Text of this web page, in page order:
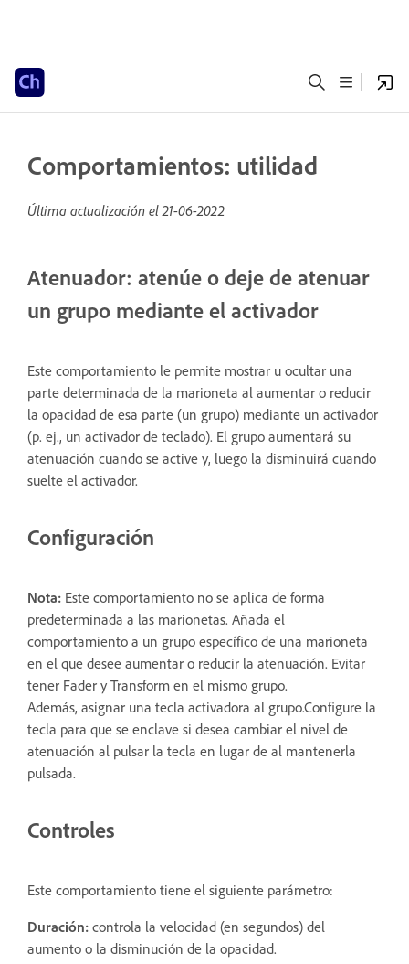
Comportamientos: utilidad
Última actualización el21-06-2022
Atenuador: atenúe o deje de atenuar
un grupo mediante el activador
Este comportamiento le permite mostrar u ocultar una
parte determinada de la marioneta al aumentar o reducir
la opacidad de esa parte (un grupo) mediante un activador
(p. ej., un activador de teclado). El grupo aumentará su
atenuación cuando se active y, luego la disminuirá cuando
suelte el activador.
Configuración
Nota: Este comportamiento no se aplica de forma
predeterminada a las marionetas. Añada el
comportamiento a un grupo específico de una marioneta
en el que desee aumentar o reducir la atenuación. Evitar
tener Fader y Transform en el mismo grupo.
Además, asignar una tecla activadora al grupo.Configure la
tecla para que se enclave si desea cambiar el nivel de
atenuación al pulsar la tecla en lugar de al mantenerla
pulsada.
Controles
Este comportamiento tiene el siguiente parámetro:
Duración: controla la velocidad (en segundos) del
aumento o la disminución de la opacidad.